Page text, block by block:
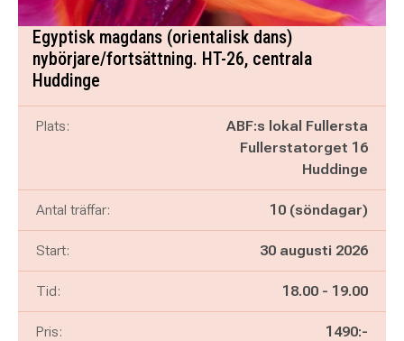
Egyptisk magdans (orientalisk dans)
nybörjare/fortsättning. HT-26, centrala
Huddinge
Plats:
ABF:s lokal Fullersta
Fullerstatorget 16
Huddinge
Antal träffar: 10 (söndagar)
Start: 30 augusti 2026
Tid: Pågår mellan
18.00 - och
19.00
Pris: 1490:-